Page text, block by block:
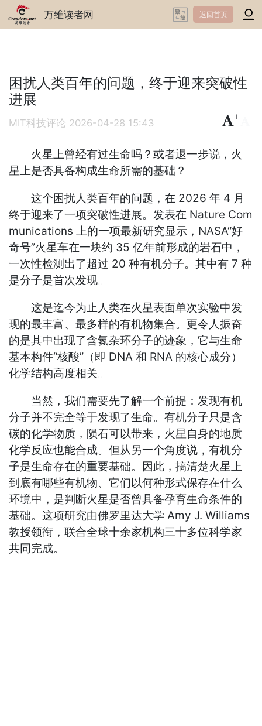
万维读者网 返回首页
困扰人类百年的问题，终于迎来突破性
进展
MIT科技评论 2026-04-28 15:43
+
火星上曾经有过生命吗？或者退一步说，火
星上是否具备构成生命所需的基础？
这个困扰人类百年的问题，在 2026 年 4 月
终于迎来了一项突破性进展。发表在 Nature Com
munications 上的一项最新研究显示，NASA“好
奇号”火星车在一块约 35 亿年前形成的岩石中，
一次性检测出了超过 20 种有机分子。其中有 7 种
是分子是首次发现。
这是迄今为止人类在火星表面单次实验中发
现的最丰富、最多样的有机物集合。更令人振奋
的是其中出现了含氮杂环分子的迹象，它与生命
基本构件“核酸”（即 DNA 和 RNA 的核心成分）
化学结构高度相关。
当然，我们需要先了解一个前提：发现有机
分子并不完全等于发现了生命。有机分子只是含
碳的化学物质，陨石可以带来，火星自身的地质
化学反应也能合成。但从另一个角度说，有机分
子是生命存在的重要基础。因此，搞清楚火星上
到底有哪些有机物、它们以何种形式保存在什么
环境中，是判断火星是否曾具备孕育生命条件的
基础。这项研究由佛罗里达大学 Amy J. Williams
教授领衔，联合全球十余家机构三十多位科学家
共同完成。